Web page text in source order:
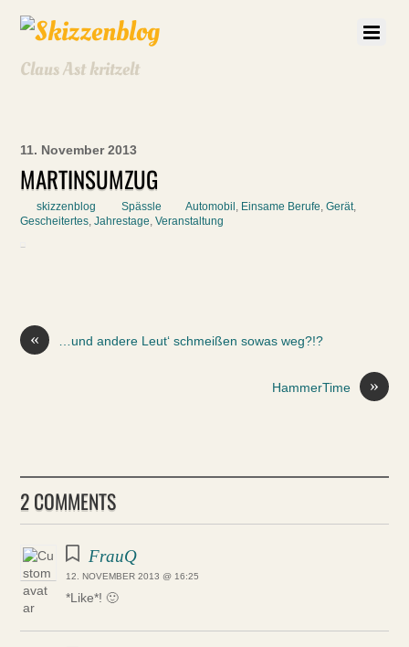
Claus Ast kritzelt
11. November 2013
MARTINSUMZUG
skizzenblog Spässle Automobil , Einsame Berufe,Gerät,
Gescheitertes,Jahrestage,Veranstaltung
« …und andere Leut‘ schmeißen sowas weg?!?
»
HammerTime
2 COMMENTS
FrauQ
12. NOVEMBER 2013 @ 16:25
*Like*! 🙂